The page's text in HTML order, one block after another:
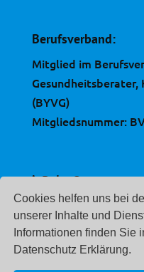
Cookies helfen uns bei
unserer Inhalte und
Informationen finden Sie
Datenschutz Erklärung.
Berufsverband:
Mitglied im
(BYVG)
Mitgliedsnummer:
inRelax®
ist eine, im
eingetragene Marke.
Registernummer:
30 2020 212 507